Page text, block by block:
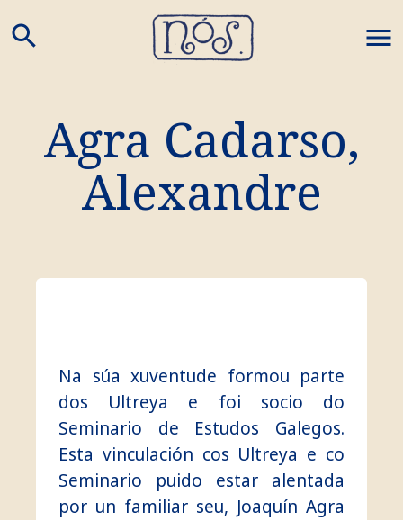
search
Agra Cadarso,
Alexandre
Na súa xuventude formou parte
dos Ultreya e foi socio do
Seminario de Estudos Galegos.
Esta vinculación cos Ultreya e co
Seminario puido estar alentada
por un familiar seu, Joaquín Agra